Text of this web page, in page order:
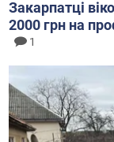
Закарпатці
2000 грн на
1